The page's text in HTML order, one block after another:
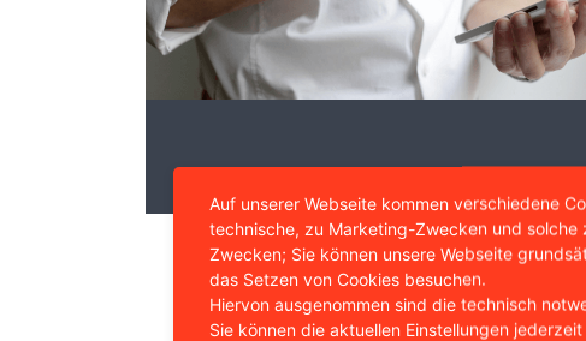
Wir
Auf unserer Webseite kommen verschiedene
technische, zu Marketing-Zwecken und solche
Zwecken; Sie können unsere Webseite
das Setzen von Cookies besuchen.
Hiervon ausgenommen sind die technisch
Sie können die aktuellen Einstellungen